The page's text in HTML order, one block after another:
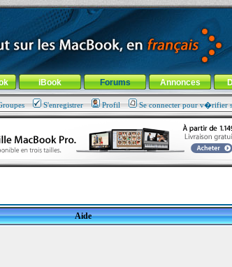
menu de la rubrique
iBook Forums Annonces
S'enregistrer Profil Se connecter pour v�rifier
Aide